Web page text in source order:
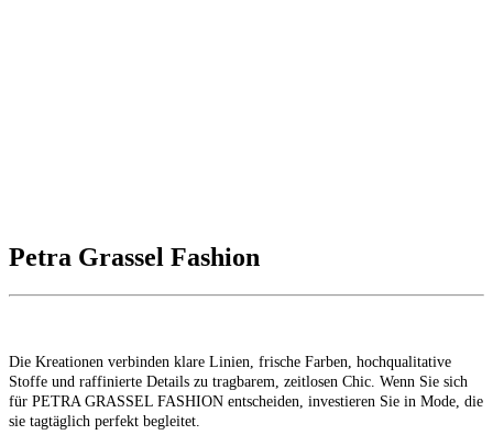
Petra Grassel Fashion
Die Kreationen verbinden klare Linien, frische Farben, hochqualitative
Stoffe und raffinierte Details zu tragbarem, zeitlosen Chic. Wenn Sie sich
für PETRA GRASSEL FASHION entscheiden, investieren Sie in Mode, die
sie tagtäglich perfekt begleitet.